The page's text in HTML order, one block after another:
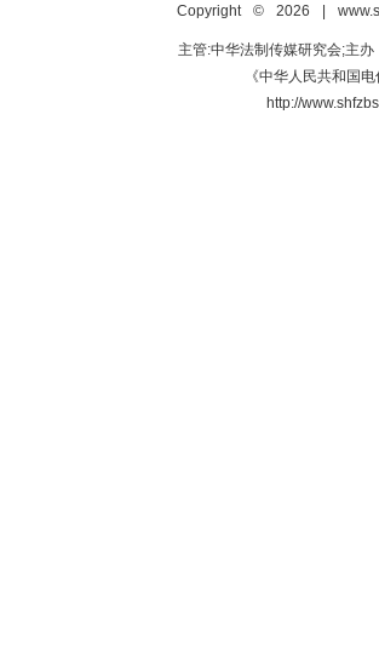
Copyright © 2026 |
主管:中华法制传媒研究会;主
《中华人民共和国
http://